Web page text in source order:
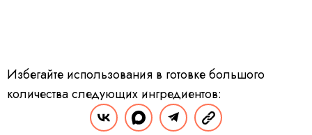
Избегайте использования в готовке большого
количества следующих ингредиентов: